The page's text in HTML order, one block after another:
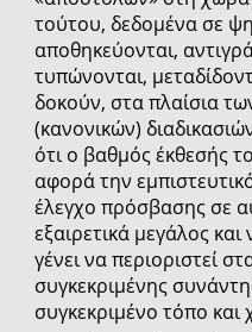
τούτου, δεδομένα σε
αποθηκεύονται,
τυπώνονται,
δοκούν, στα πλαίσια
(κανονικών)
ότι ο βαθμός έκθεσής
αφορά την
έλεγχο πρόσβασης σε
εξαιρετικά μεγάλος
γένει να περιοριστεί
συγκεκριμένης
συγκεκριμένο τόπο και